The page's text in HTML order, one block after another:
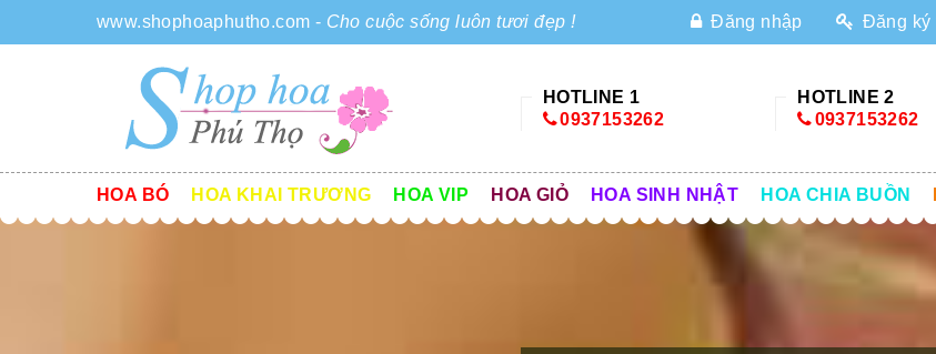
www.shophoaphutho.com - Cho cuộc sống luôn tươi đẹp ! Đăng nhập Đăng ký
HOTLINE 1
0937153262
HOTLINE 2
0937153262
HOA BÓ HOA KHAI TRƯƠNG HOA VIP HOA GIỎ HOA SINH NHẬT HOA CHIA BUỒN